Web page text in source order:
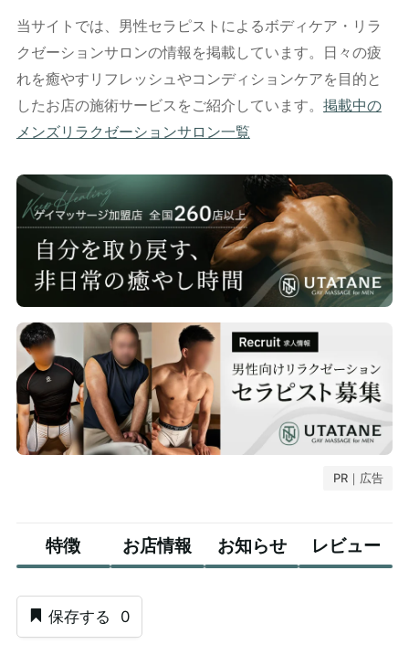
当サイトでは、男性セラピストによるボディケア・リラ
クゼーションサロンの情報を掲載しています。日々の疲
れを癒やすリフレッシュやコンディションケアを目的と
したお店の施術サービスをご紹介しています。 掲載中の
メンズリラクゼーションサロン一覧
PR｜広告
特徴 お店情報 お知らせ レビュー
保存する 0